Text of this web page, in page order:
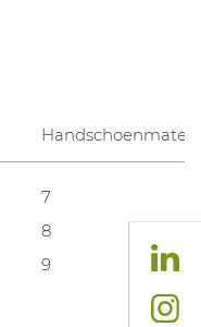
Handschoenmaten
7
8
9